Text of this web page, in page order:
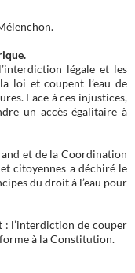
légale et les
loi et coupent l’eau de
Face à ces injustices,
un accès égalitaire à
et de la Coordination
citoyennes a déchiré le
du droit à l’eau pour
: l’interdiction de couper
à la Constitution.